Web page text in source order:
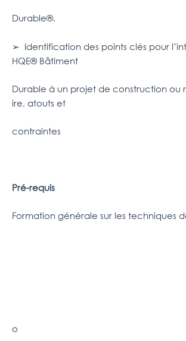
Durable®.
➢ Identification des points clés pour
HQE® Bâtiment
Durable à un projet de construction ou
ire, atouts et
contraintes
Pré-requis
Formation générale sur les techniques
o